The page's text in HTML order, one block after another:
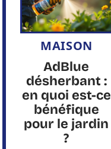
MAISON
AdBlue
désherbant :
en quoi est-ce
bénéfique
pour le jardin
?